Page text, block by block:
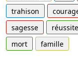
trahison
sagesse
réussite
mort
famille